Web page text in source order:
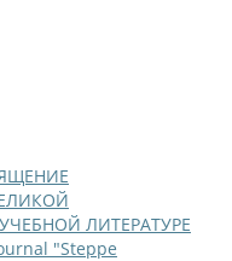
ЛИТЕРАТУРЕ
"Steppe